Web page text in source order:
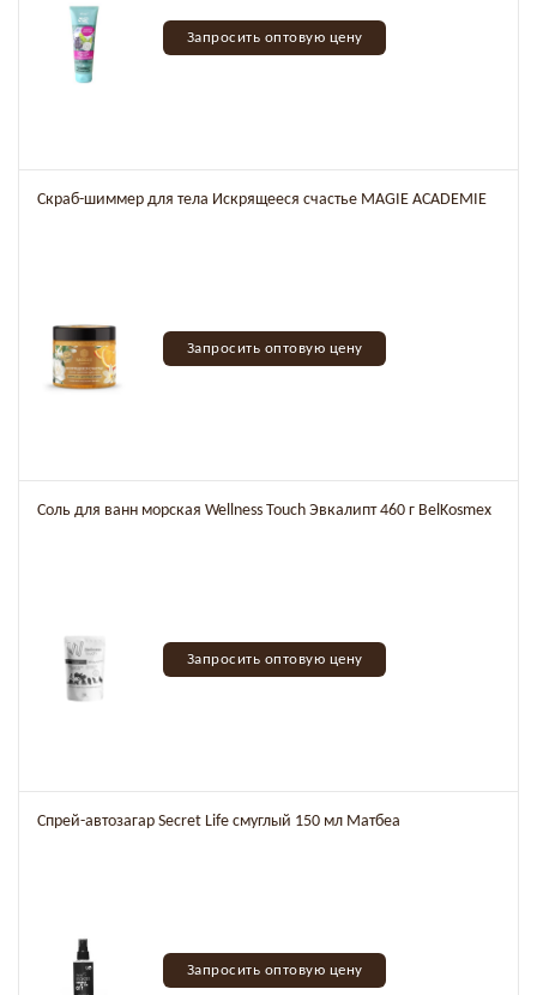
Запросить оптовую цену
Скраб-шиммер для тела Искрящееся счастье MAGIE ACADEMIE
Запросить оптовую цену
Соль для ванн морская Wellness Touch Эвкалипт 460 г BelKosmex
Запросить оптовую цену
Спрей-автозагар Secret Life смуглый 150 мл Матбеа
Запросить оптовую цену